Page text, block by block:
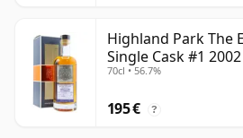
Highland Park The
Single Cask #1
70cl • 56.7%
195 € ?